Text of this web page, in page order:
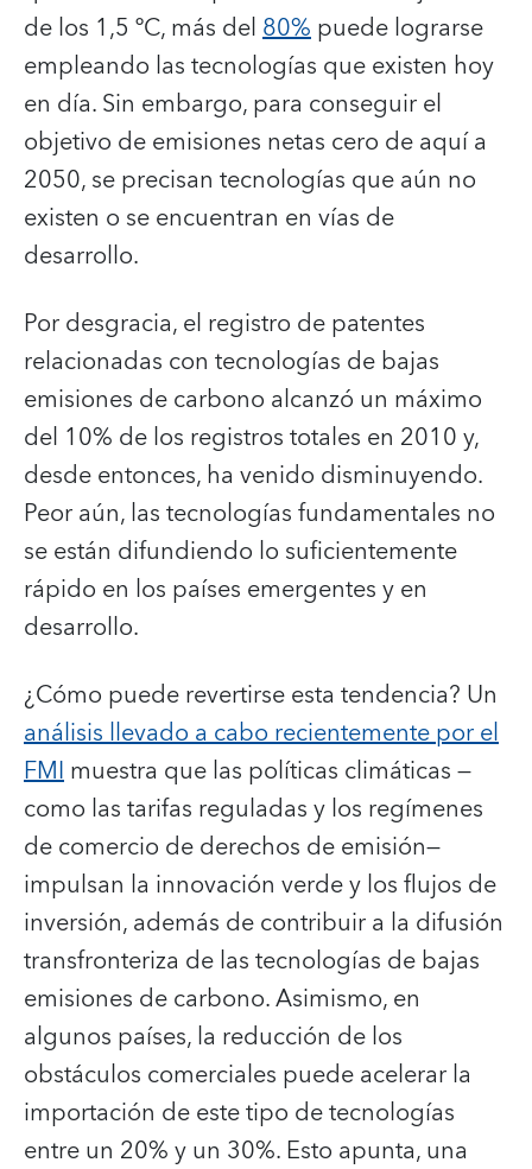
de los 1,5 ºC, más del80%puede lograrse
empleando las tecnologías que existen hoy
en día. Sin embargo, para conseguir el
objetivo de emisiones netas cero de aquí a
2050, se precisan tecnologías que aún no
existen o se encuentran en vías de
desarrollo.
Por desgracia, el registro de patentes
relacionadas con tecnologías de bajas
emisiones de carbono alcanzó un máximo
del 10% de los registros totales en 2010 y,
desde entonces, ha venido disminuyendo.
Peor aún, las tecnologías fundamentales no
se están difundiendo lo suficientemente
rápido en los países emergentes y en
desarrollo.
¿Cómo puede revertirse esta tendencia? Un
análisis llevado a cabo recientemente por el
FMImuestra que las políticas climáticas —
como las tarifas reguladas y los regímenes
de comercio de derechos de emisión—
impulsan la innovación verde y los flujos de
inversión, además de contribuir a la difusión
transfronteriza de las tecnologías de bajas
emisiones de carbono. Asimismo, en
algunos países, la reducción de los
obstáculos comerciales puede acelerar la
importación de este tipo de tecnologías
entre un 20% y un 30%. Esto apunta, una